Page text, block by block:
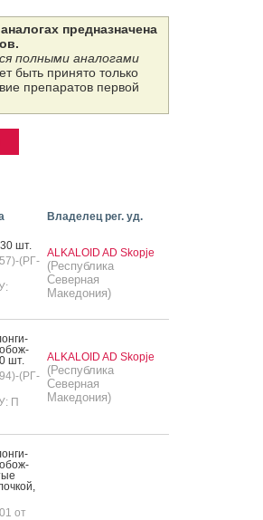
предназначена
полными аналогами
быть принято только
препаратов первой
Владелец рег. уд.
шт.
(РГ-
ALKALOID AD Skopje
(Республика
Северная
Македония)
шт.
(РГ-
П
ALKALOID AD Skopje
(Республика
Северная
Македония)
от